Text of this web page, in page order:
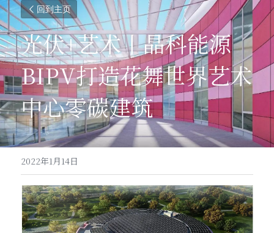
回到主页
光伏+艺术丨晶科能源
BIPV打造花舞世界艺术
中心零碳建筑
2022年1月14日